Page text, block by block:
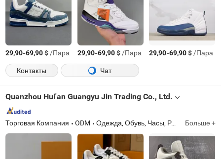
29,90-69,90$/Пара 29,90-69,90$/Пара 29,90-69,90$/Пара
Контакты
Чат
Quanzhou Hui'an Guangyu Jin Trading Co., Ltd.
Торговая Компания ODM Одежда, Обувь, Часы, Ремесленные изделия, Модные аксессуары Больше +